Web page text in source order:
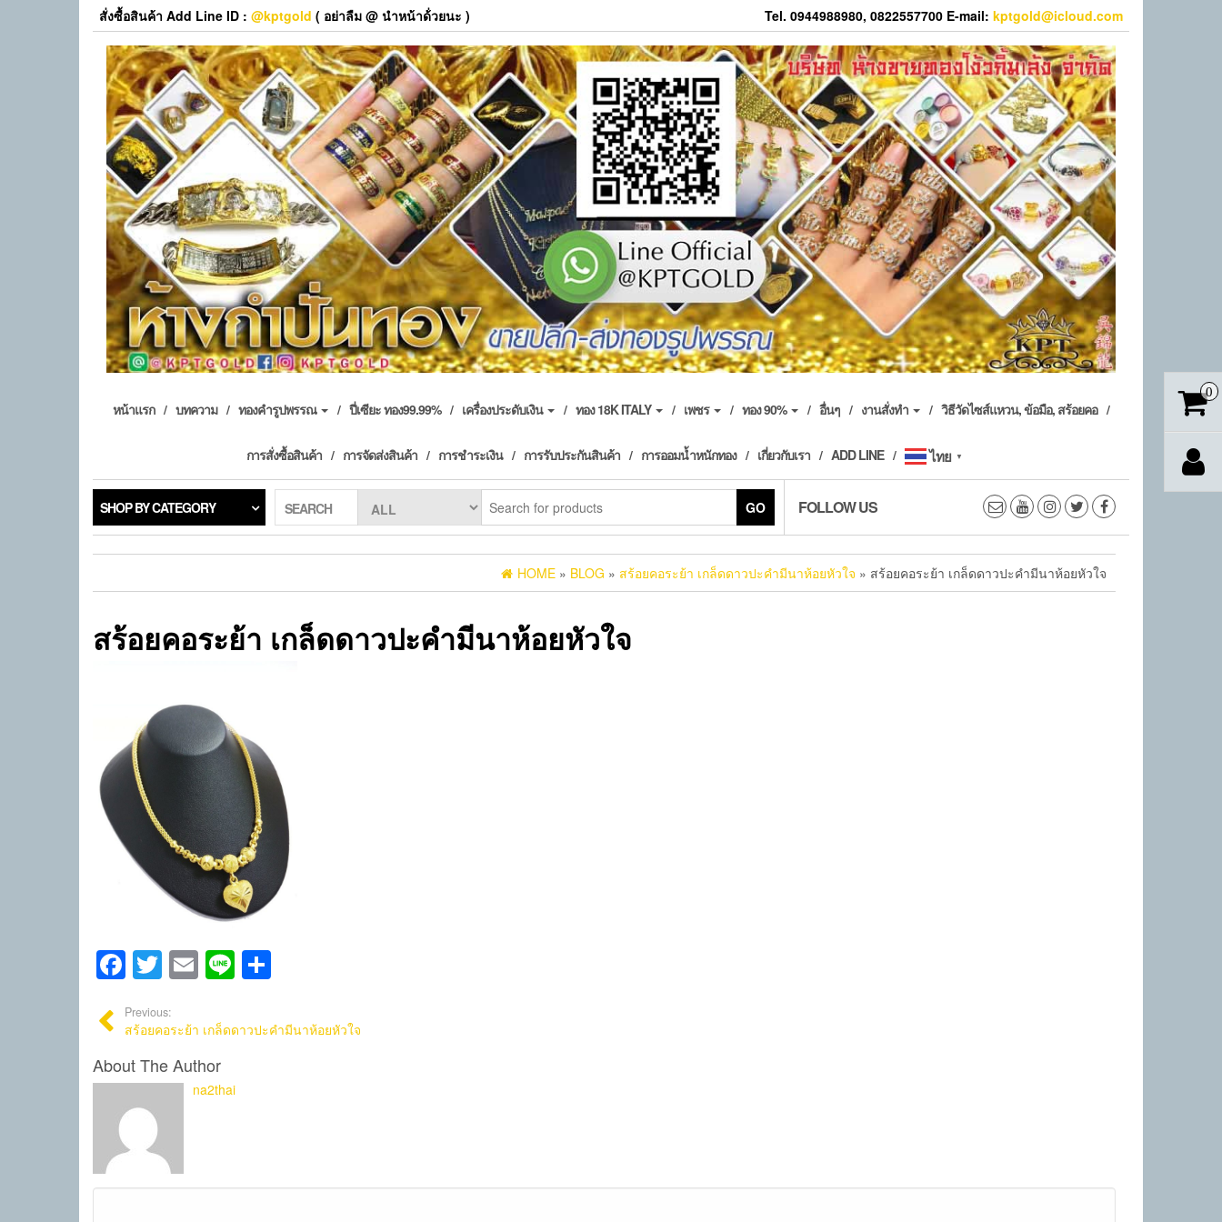
สั่งซื้อสินค้า Add Line ID : @kptgold ( อย่าลืม @ นำหน้าด้่วยนะ ) Tel. 0944988980, 0822557700 E-mail: kptgold@icloud.com
หน้าแรก บทความ ทองคำรูปพรรณ ปี่เซียะ ทอง99.99% เครื่องประดับเงิน ทอง 18K ITALY เพชร ทอง 90% อื่นๆ งานสั่งทำ วิธีวัดไซส์แหวน, ข้อมือ, สร้อยคอ
การสั่งซื้อสินค้า การจัดส่งสินค้า การชำระเงิน การรับประกันสินค้า การออมน้ำหนักทอง เกี่ยวกับเรา ADD LINE ไทย ▼
SHOP BY CATEGORY SEARCH GO FOLLOW US
HOME » BLOG » สร้อยคอระย้า เกล็ดดาวปะคำมีนาห้อยหัวใจ » สร้อยคอระย้า เกล็ดดาวปะคำมีนาห้อยหัวใจ
สร้อยคอระย้า เกล็ดดาวปะคำมีนาห้อยหัวใจ
Facebook
Twitter
Email
Line
Previous:
สร้อยคอระย้า เกล็ดดาวปะคำมีนาห้อยหัวใจ
About The Author
na2thai
0